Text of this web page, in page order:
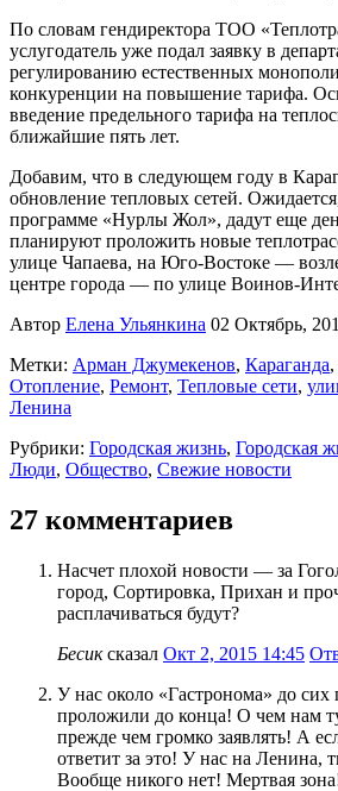
По словам гендиректора ТОО
услугодатель уже подал заявку в
регулированию естественных
конкуренции на повышение тарифа.
введение предельного тарифа на
ближайшие пять лет.
Добавим, что в следующем году в
обновление тепловых сетей.
программе «Нурлы Жол», дадут еще
планируют проложить новые
улице Чапаева, на Юго-Востоке —
центре города — по улице Воинов-
Автор Елена Ульянкина 02 Октябрь,
Метки: Арман Джумекенов, Караганда,
Отопление, Ремонт, Тепловые сети,
Ленина
Рубрики: Городская жизнь, Городская
Люди, Общество, Свежие новости
27 комментариев
Насчет плохой новости — за
город, Сортировка, Прихан и
расплачиваться будут?
Бесиксказал Окт 2, 2015 14:45
У нас около «Гастронома» до сих
проложили до конца! О чем нам
прежде чем громко заявлять! А
ответит за это! У нас на Ленина,
Вообще никого нет! Мертвая